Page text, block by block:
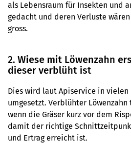
als Lebensraum für Insekten und
gedacht und deren Verluste
gross.
2. Wiese mit Löwenzahn
dieser verblüht ist
Dies wird laut Apiservice in vielen
umgesetzt. Verblühter
wenn die Gräser kurz vor dem
damit der richtige
und Ertrag erreicht ist.